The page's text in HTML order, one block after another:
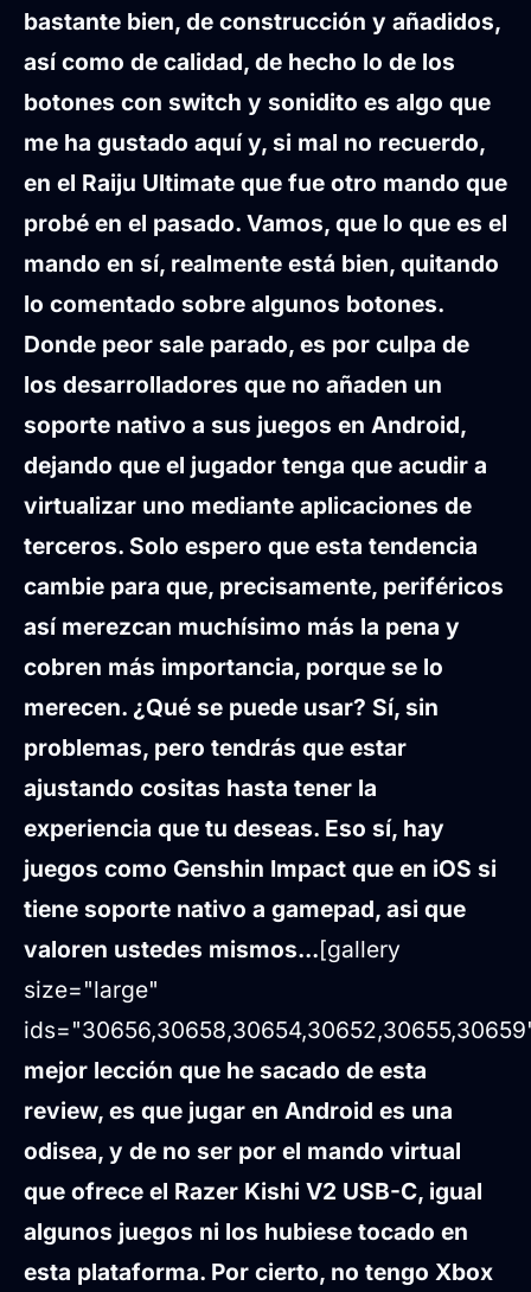
bastante bien, de construcción y añadidos,
así como de calidad, de hecho lo de los
botones con switch y sonidito es algo que
me ha gustado aquí y, si mal no recuerdo,
en el Raiju Ultimate que fue otro mando que
probé en el pasado. Vamos, que lo que es el
mando en sí, realmente está bien, quitando
lo comentado sobre algunos botones.
Donde peor sale parado, es por culpa de
los desarrolladores que no añaden un
soporte nativo a sus juegos en Android,
dejando que el jugador tenga que acudir a
virtualizar uno mediante aplicaciones de
terceros. Solo espero que esta tendencia
cambie para que, precisamente, periféricos
así merezcan muchísimo más la pena y
cobren más importancia, porque se lo
merecen. ¿Qué se puede usar? Sí, sin
problemas, pero tendrás que estar
ajustando cositas hasta tener la
experiencia que tu deseas. Eso sí, hay
juegos como Genshin Impact que en iOS si
tiene soporte nativo a gamepad, asi que
valoren ustedes mismos...[gallery
size="large"
mejor lección que he sacado de esta
review, es que jugar en Android es una
odisea, y de no ser por el mando virtual
que ofrece el Razer Kishi V2 USB-C, igual
algunos juegos ni los hubiese tocado en
esta plataforma. Por cierto, no tengo Xbox